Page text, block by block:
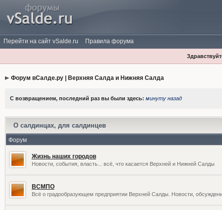
Перейти на сайт vSalde.ru Правила форума
Форум вСалде.ру | Верхняя Салда и Нижняя Салда
С возвращением, последний раз вы были здесь: минуту назад
О салдинцах, для салдинцев
Форум
Жизнь наших городов
Новости, события, власть... всё, что касается Верхней и Нижней Салды
ВСМПО
Всё о градообразующем предприятии Верхней Салды. Новости,